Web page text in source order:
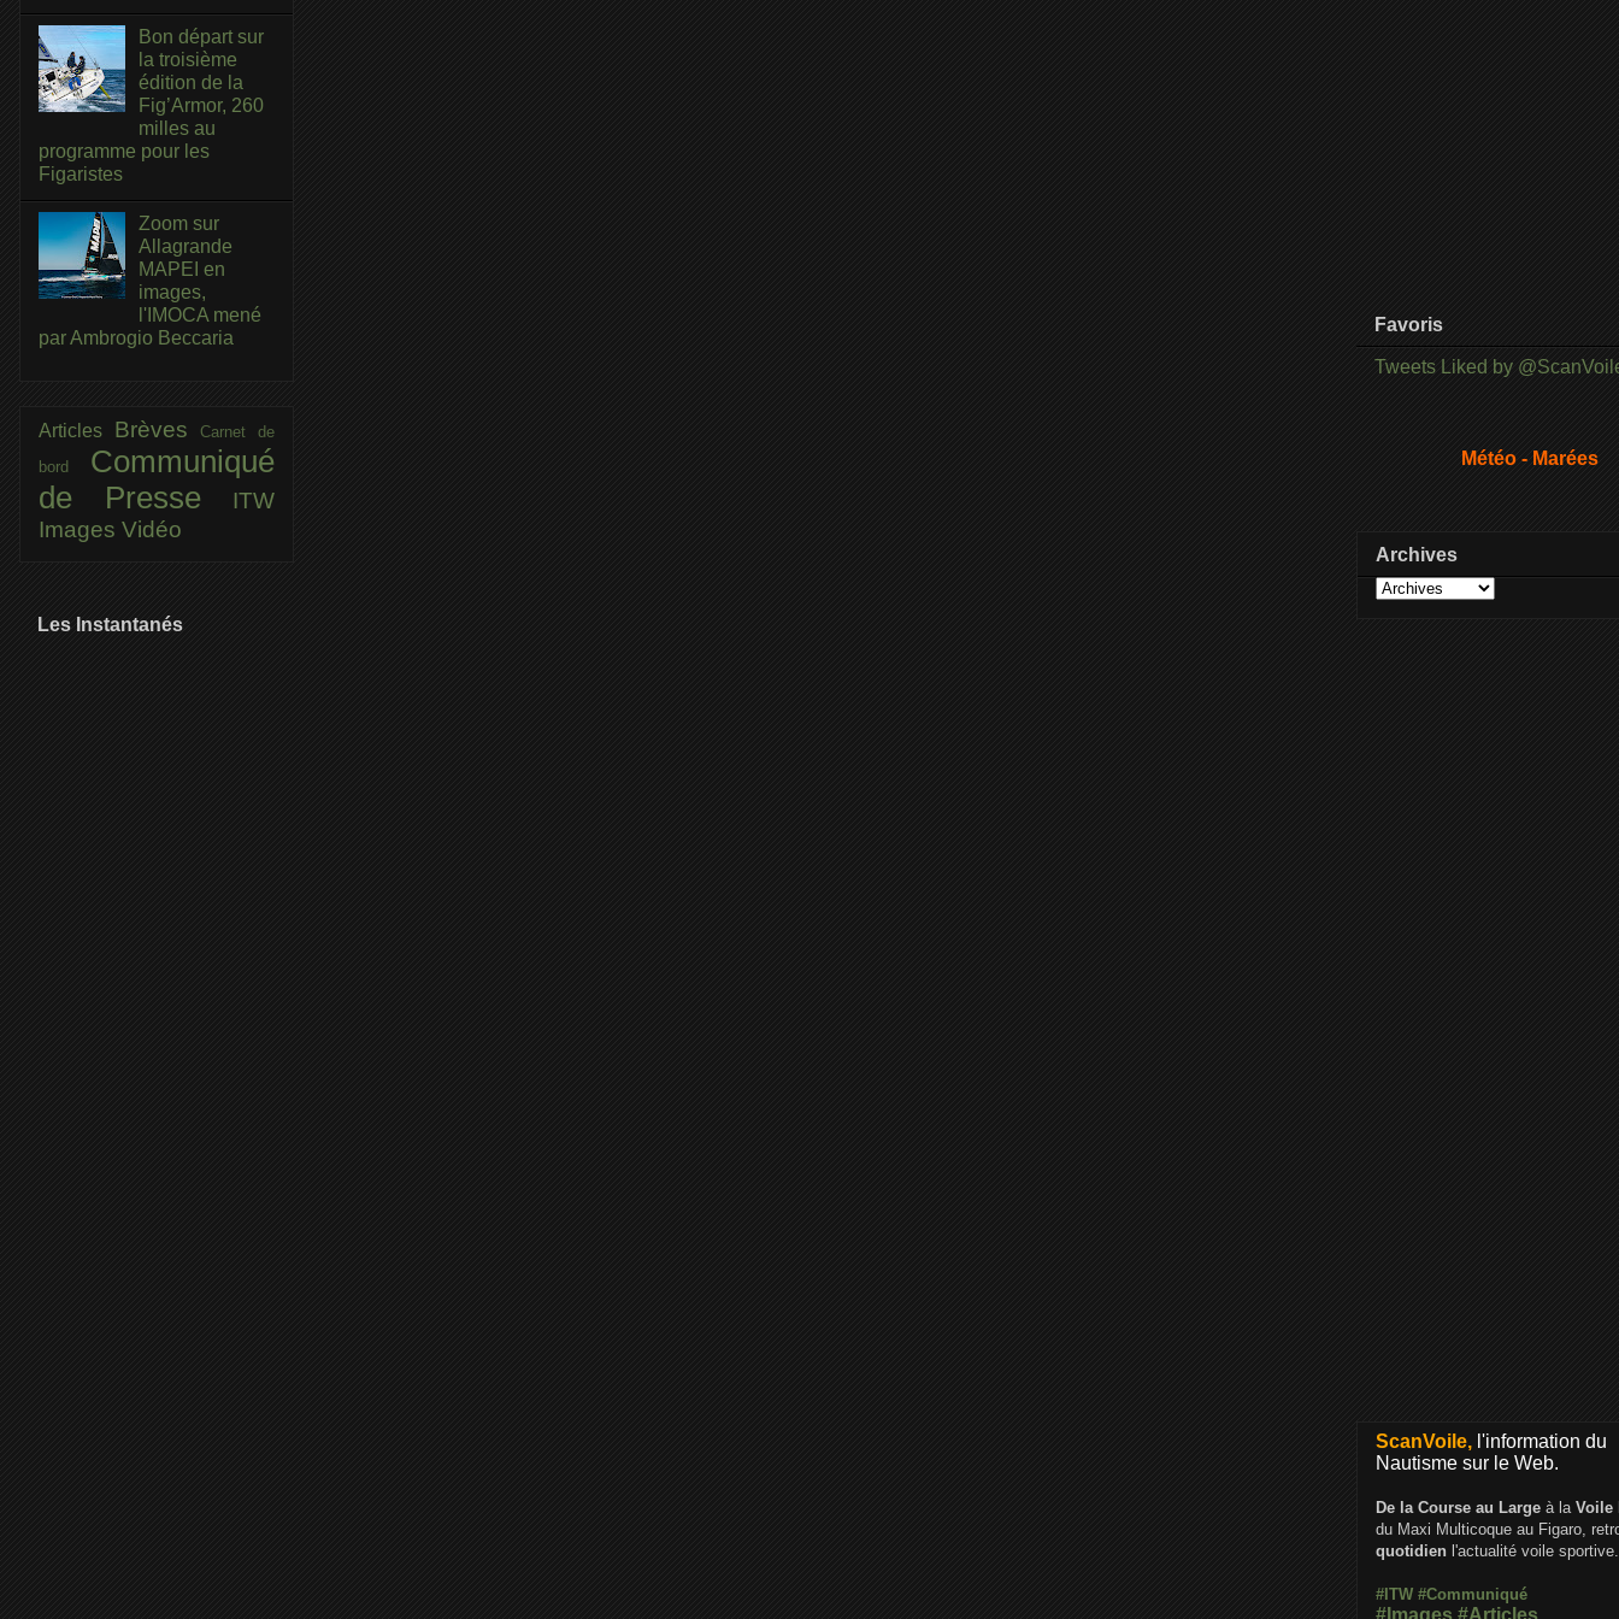
Bon départ sur
la troisième
édition de la
Fig’Armor, 260
milles au
programme pour les
Figaristes
Zoom sur
Allagrande
MAPEI en
images,
l'IMOCA mené
par Ambrogio Beccaria
Articles BrèvesCarnet de
bord Communiqué
de Presse
ITW
Images Vidéo
Les Instantanés
Favoris
Tweets Liked by
Météo - Marées
Archives
ScanVoile, l'information du
Nautisme sur le Web.
De la Course au Large à la Voile
du Maxi Multicoque au Figaro,
quotidien l'actualité voile sportive.
#ITW #Communiqué
#Images #Articles